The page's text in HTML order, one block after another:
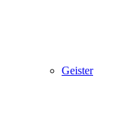
Geister